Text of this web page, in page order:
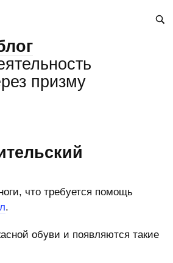
призму
что требуется помощь
.
обуви и появляются такие